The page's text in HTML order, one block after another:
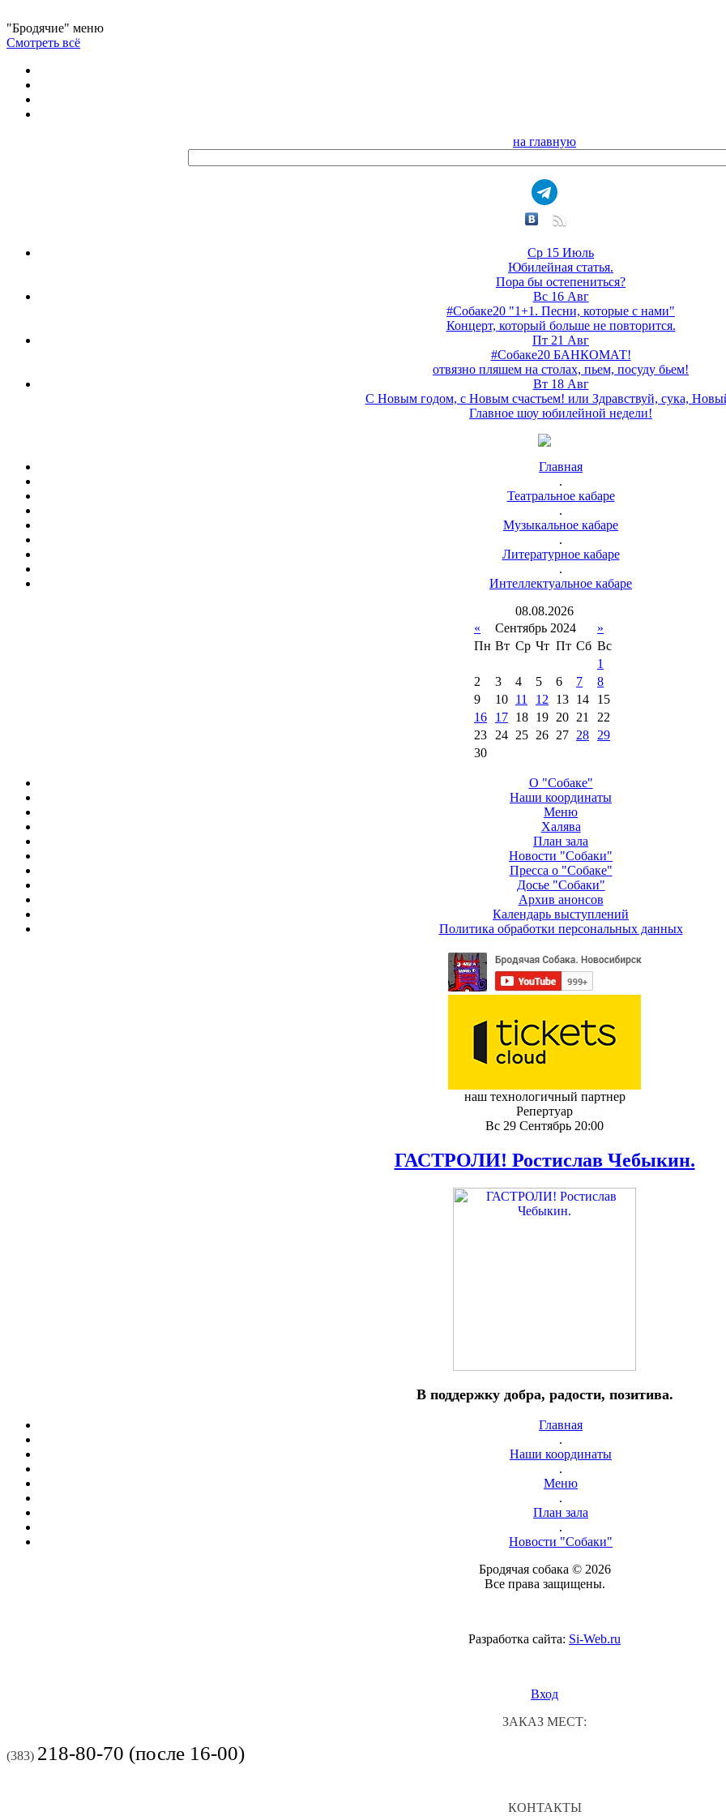
"Бродячие" меню
Смотреть всё
на главную
Ср 15 Июль
Юбилейная статья.
Пора бы остепениться?
Вс 16 Авг
#Собаке20 "1+1. Песни, которые с нами"
Концерт, который больше не повторится.
Пт 21 Авг
#Собаке20 БАНКОМАТ!
отвязно пляшем на столах, пьем, посуду бьем!
Вт 18 Авг
С Новым годом, с Новым счастьем! или Здравствуй, сука,
Главное шоу юбилейной недели!
Главная
.
Театральное кабаре
.
Музыкальное кабаре
.
Литературное кабаре
.
Интеллектуальное кабаре
08.08.2026
«
Сентябрь 2024
»
Пн Вт Ср Чт Пт Сб Вс
1
2
3 4 5 6 7
8
9
10 11 12 13 14
15
16
17 18 19 20 21
22
23
24 25 26 27 28
29
30
О "Собаке"
Наши координаты
Меню
Халява
План зала
Новости "Собаки"
Пресса о "Собаке"
Досье "Собаки"
Архив анонсов
Календарь выступлений
Политика обработки персональных данных
наш технологичный партнер
Репертуар
Вс 29 Сентябрь 20:00
ГАСТРОЛИ! Ростислав Чебыкин.
В поддержку добра, радости, позитива.
Главная
.
Наши координаты
.
Меню
.
План зала
.
Новости "Собаки"
Бродячая собака © 2026
Все права защищены.
Разработка сайта: Si-Web.ru
Вход
ЗАКАЗ МЕСТ:
(383) 218-80-70 (после 16-00)
КОНТАКТЫ